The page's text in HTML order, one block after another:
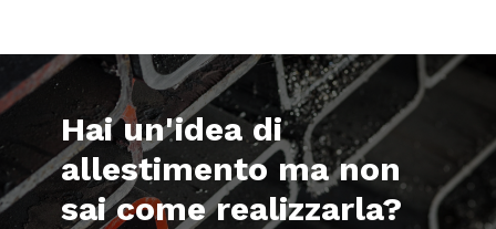
Hai un'idea di
allestimento ma non
sai come realizzarla?